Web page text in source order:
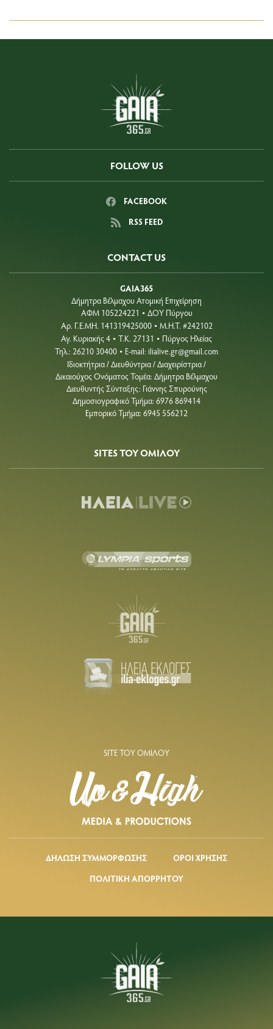
FOLLOW US
FACEBOOK
RSS FEED
CONTACT US
GAIA365
Δήμητρα Βέλμαχου Ατομική Επιχείρηση
ΑΦΜ 105224221 • ΔΟΥ Πύργου
Aρ. Γ.Ε.ΜΗ. 141319425000 • Μ.Η.Τ. #242102
Αγ. Κυριακής 4 • Τ.Κ. 27131 • Πύργος Ηλείας
Τηλ.: 26210 30400 • E-mail: ilialive.gr@gmail.com
Ιδιοκτήτρια / Διευθύντρια / Διαχειρίστρια /
Δικαιούχος Ονόματος Τομέα: Δήμητρα Βέλμαχου
Διευθυντής Σύνταξης: Γιάννης Σπυρούνης
Δημοσιογραφικό Τμήμα: 6976 869414
Εμπορικό Τμήμα: 6945 556212
SITES ΤΟΥ ΟΜΙΛΟΥ
SITE ΤΟΥ ΟΜΙΛΟΥ
ΔΗΛΩΣΗ ΣΥΜΜΟΡΦΩΣΗΣ
ΟΡΟΙ ΧΡΗΣΗΣ
ΠΟΛΙΤΙΚΗ ΑΠΟΡΡΗΤΟΥ